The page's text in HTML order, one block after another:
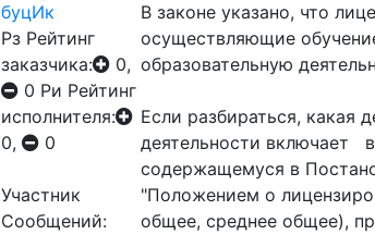
буцИк
Рз Рейтинг
заказчика:
0,
0 Ри Рейтинг
исполнителя:
0,
0
Участник
Сообщений:
В законе указано, что
осуществляющие
образовательную
Если разбираться, какая
деятельности включает
содержащемуся в
"Положением о
общее, среднее общее),